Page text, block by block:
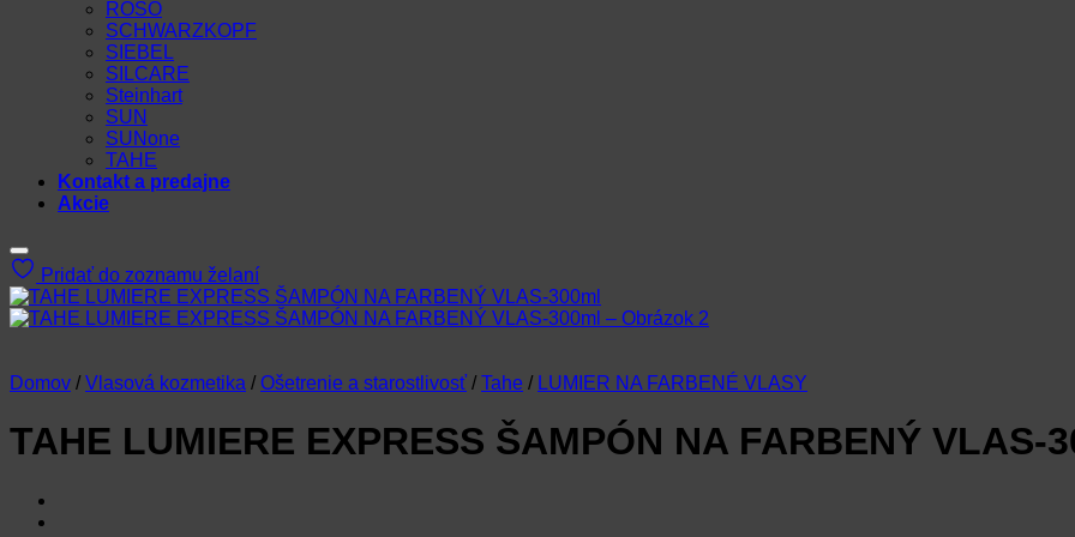
ROSO
SCHWARZKOPF
SIEBEL
SILCARE
Steinhart
SUN
SUNone
TAHE
Kontakt a predajne
Akcie
Pridať do zoznamu želaní
Domov / Vlasová kozmetika / Ošetrenie a starostlivosť / Tahe / LUMIER NA FARBENÉ VLASY
TAHE LUMIERE EXPRESS ŠAMPÓN NA FARBENÝ VLAS-